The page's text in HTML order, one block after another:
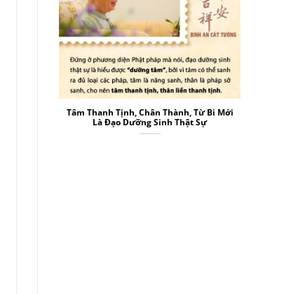
Tâm Thanh Tịnh, Chân Thành, Từ Bi Mới
Là Đạo Dưỡng Sinh Thật Sự